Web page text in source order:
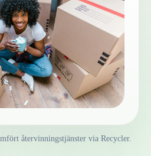
återvinningstjänster via Recycler.